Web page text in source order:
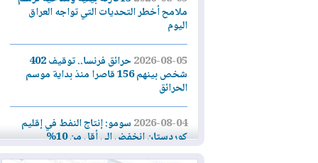
ملامح أخطر التحديات التي تواجه العراق
اليوم
2026-08-05
حرائق فرنسا.. توقيف 402
شخص بينهم 156 قاصرا منذ بداية موسم
الحرائق
2026-08-04سومو: إنتاج النفط في إقليم
كوردستان انخفض إلى أقل من 10%